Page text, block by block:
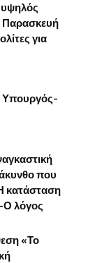
Παρασκευή
για
Υπουργός-
που
κατάσταση
Ο λόγος
«Το